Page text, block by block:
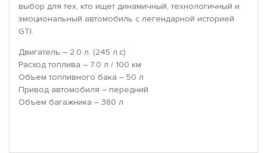
выбор для тех, кто ищет динамичный, технологичный и
эмоциональный автомобиль с легендарной историей
GTI.
Двигатель – 2.0 л. (245 л.с)
Расход топлива – 7.0 л / 100 км
Объем топливного бака – 50 л
Привод автомобиля – передний
Объем багажника – 380 л